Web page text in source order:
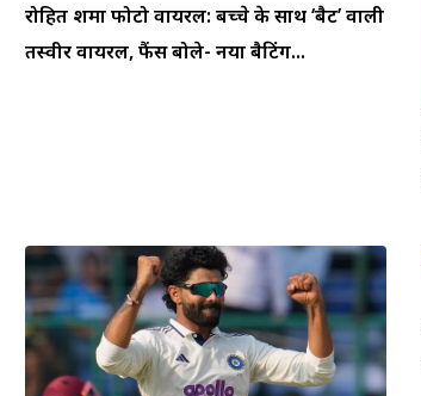
रोहित शर्मा फोटो वायरल: बच्चे के साथ ‘बैट’ वाली
तस्वीर वायरल, फैंस बोले- नया बैटिंग...